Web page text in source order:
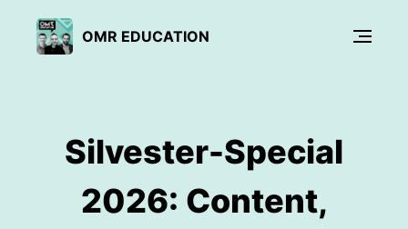
OMR EDUCATION
Silvester-Special
2026: Content,